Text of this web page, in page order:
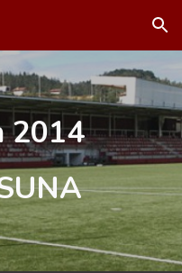
Skip to navigation
2014